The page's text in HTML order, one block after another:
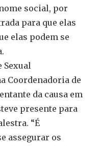
social, por
para que elas
elas podem se
Sexual
Coordenadoria de
da causa em
presente para
“É
assegurar os